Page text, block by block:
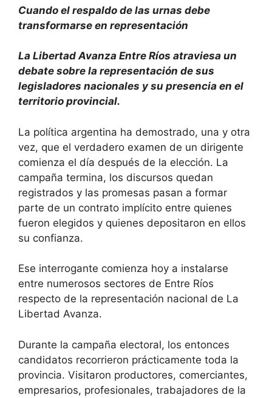
Cuando el respaldo de las urnas debe
transformarse en representación
La Libertad Avanza Entre Ríos atraviesa un
debate sobre la representación de sus
legisladores nacionales y su presencia en el
territorio provincial.
La política argentina ha demostrado, una y otra
vez, que el verdadero examen de un dirigente
comienza el día después de la elección. La
campaña termina, los discursos quedan
registrados y las promesas pasan a formar
parte de un contrato implícito entre quienes
fueron elegidos y quienes depositaron en ellos
su confianza.
Ese interrogante comienza hoy a instalarse
entre numerosos sectores de Entre Ríos
respecto de la representación nacional de La
Libertad Avanza.
Durante la campaña electoral, los entonces
candidatos recorrieron prácticamente toda la
provincia. Visitaron productores, comerciantes,
empresarios, profesionales, trabajadores de la